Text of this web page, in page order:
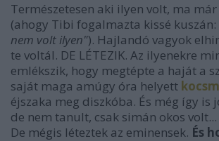
Természetesen aki ilyen volt, ma
(ahogy Tibi fogalmazta kissé kuszán:
nem volt ilyen"). Hajlandó vagyok
te voltál. DE LÉTEZIK. Az ilyenekre
emlékszik, hogy megtépte a haját a
saját maga amúgy óra helyett
éjszaka meg diszkóba. És még így is
de nem tanult, csak simán okos
De mégis léteztek az eminensek. És